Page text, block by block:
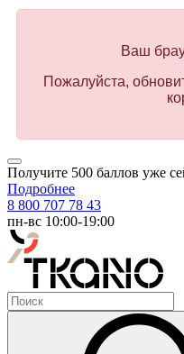
Ваш
Пожалуйста,
Получите 500 баллов уже
Подробнее
8 800 707 78 43
пн-вс 10:00-19:00